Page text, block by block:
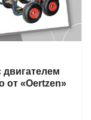
от «Oertzen»